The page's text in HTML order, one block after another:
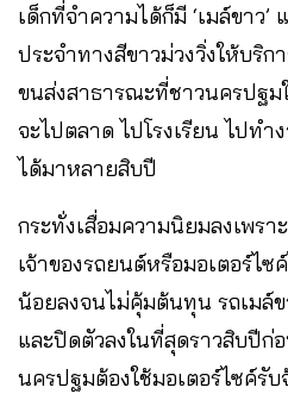
เด็กที่จำความได้ก็มี ‘เมล์ขาว’
ประจำทางสีขาวม่วงวิ่งให้บริก
ขนส่งสาธารณะที่ชาวนครปฐม
จะไปตลาด ไปโรงเรียน ไปทำ
ได้มาหลายสิบปี
กระทั่งเสื่อมความนิยมลงเพรา
เจ้าของรถยนต์หรือมอเตอร์ไซ
น้อยลงจนไม่คุ้มต้นทุน รถเมล์
และปิดตัวลงในที่สุดราวสิบปีก่
นครปฐมต้องใช้มอเตอร์ไซค์รับ